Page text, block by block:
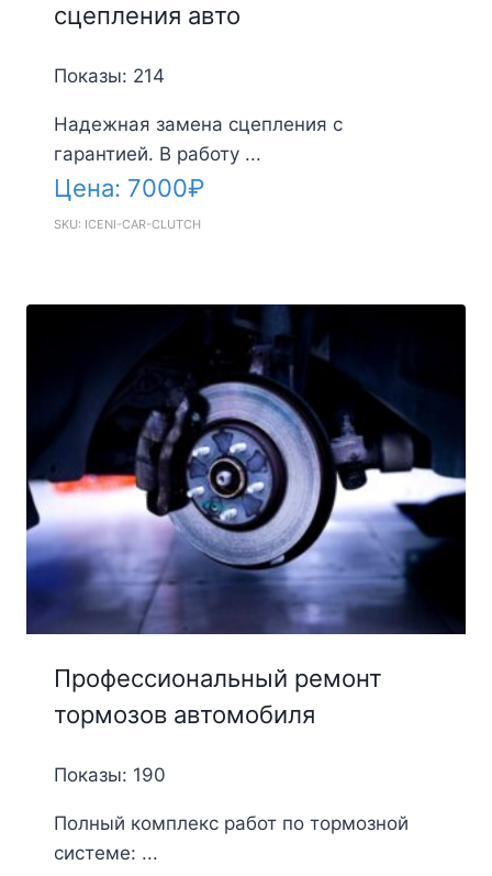
сцепления авто
Показы: 214
Надежная замена сцепления с
гарантией. В работу ...
Цена: 7000₽
SKU: ICENI-CAR-CLUTCH
Профессиональный ремонт
тормозов автомобиля
Показы: 190
Полный комплекс работ по тормозной
системе: ...